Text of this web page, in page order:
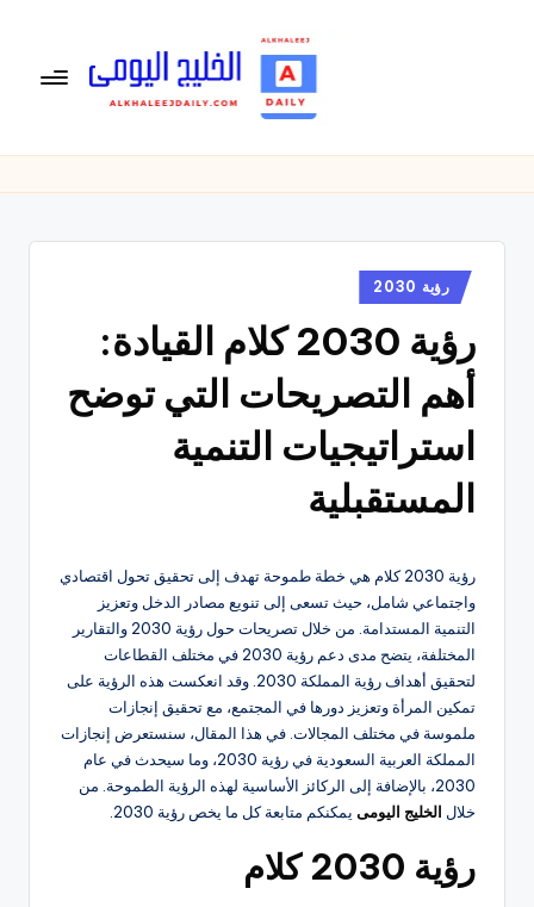
خ
يو
ى
متابعة
,
الرياضية
والسياسية
والاقتصادية.
نُشر
في
رؤية 2030
رؤية 2030 كلام القيادة:
أهم التصريحات التي توضح
استراتيجيات التنمية
المستقبلية
رؤية 2030 كلام هي خطة طموحة تهدف إلى تحقيق تحول اقتصادي
واجتماعي شامل، حيث تسعى إلى تنويع مصادر الدخل وتعزيز
التنمية المستدامة. من خلال تصريحات حول رؤية 2030 والتقارير
المختلفة، يتضح مدى دعم رؤية 2030 في مختلف القطاعات
لتحقيق أهداف رؤية المملكة 2030. وقد انعكست هذه الرؤية على
تمكين المرأة وتعزيز دورها في المجتمع، مع تحقيق إنجازات
ملموسة في مختلف المجالات. في هذا المقال، سنستعرض إنجازات
المملكة العربية السعودية في رؤية 2030، وما سيحدث في عام
2030، بالإضافة إلى الركائز الأساسية لهذه الرؤية الطموحة. من
خلال الخليج اليومى يمكنكم متابعة كل ما يخص رؤية 2030.
رؤية 2030 كلام